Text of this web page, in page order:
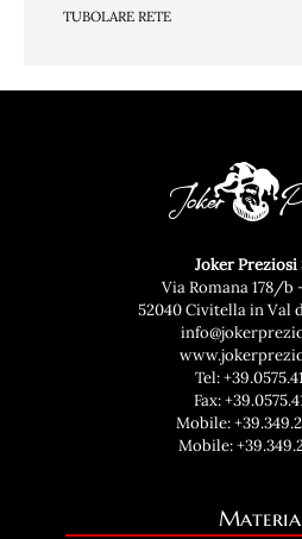
TUBOLARE RETE
Joker Preziosi
Via Romana 178/b
52040 Civitella in Val
Tel:
Fax:
Mobile:
Mobile: